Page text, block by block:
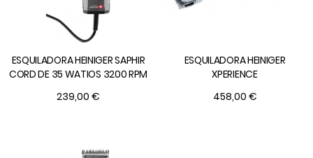
ESQUILADORA HEINIGER SAPHIR
CORD DE 35 WATIOS 3200 RPM
239,00 €
ESQUILADORA HEINIGER
XPERIENCE
458,00 €